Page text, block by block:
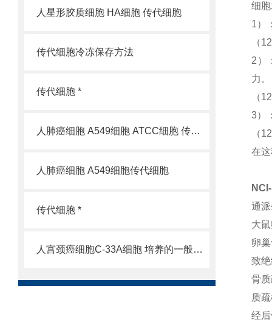
人星形胶质细胞 HA细胞 传代细胞
传代细胞冷冻保存方法
传代细胞 *
人肺癌细胞 A549细胞 ATCC细胞 传代细胞
人肺癌细胞 A549细胞传代细胞
传代细胞 *
人宫颈癌细胞C-33A细胞 培养的一般过程
细
1）
（
2）
力。
（
3）
（
在
通
大
卵
致
骨
质
经